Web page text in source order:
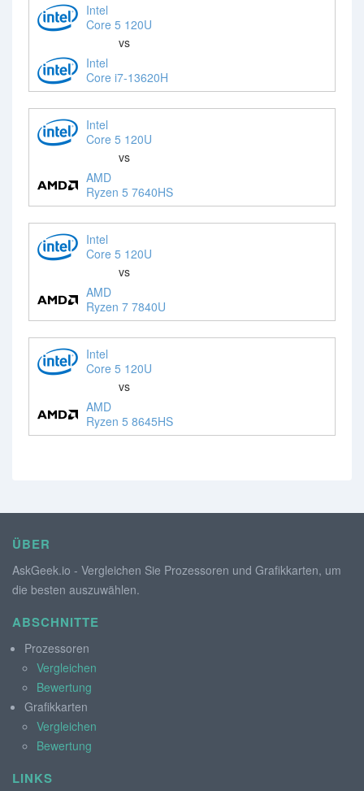
Intel
Core 5 120U
vs
Intel
Core i7-13620H
Intel
Core 5 120U
vs
AMD
Ryzen 5 7640HS
Intel
Core 5 120U
vs
AMD
Ryzen 7 7840U
Intel
Core 5 120U
vs
AMD
Ryzen 5 8645HS
ÜBER
AskGeek.io - Vergleichen Sie Prozessoren und Grafikkarten, um
die besten auszuwählen.
ABSCHNITTE
Prozessoren
Vergleichen
Bewertung
Grafikkarten
Vergleichen
Bewertung
LINKS